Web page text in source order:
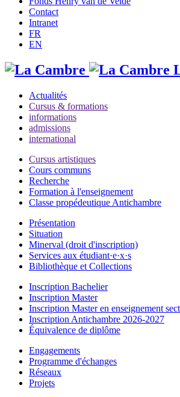
Contact
Intranet
FR
EN
Actualités
Cursus & formations
informations
admissions
international
Cursus artistiques
Cours communs
Recherche
Formation à l'enseignement
Classe propédeutique Antichambre
Présentation
Situation
Minerval (droit d'inscription)
Services aux étudiant·e·x·s
Bibliothèque et Collections
Inscription Bachelier
Inscription Master
Inscription Master en enseignement
Inscription Antichambre 2026-2027
Équivalence de diplôme
Engagements
Programme d'échanges
Réseaux
Projets